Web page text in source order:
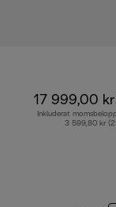
17 999,00 kr
Inkluderat
3 599,80 kr